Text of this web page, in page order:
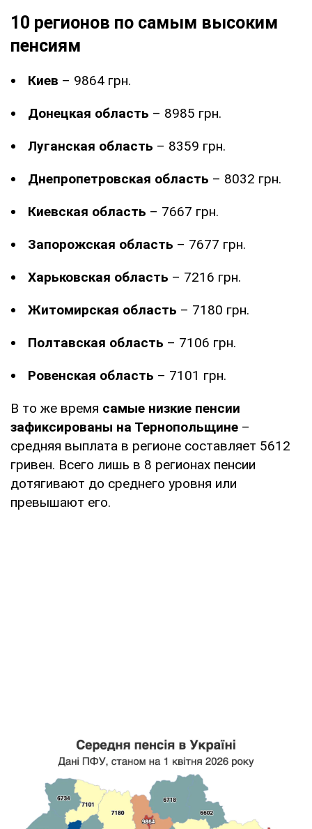
10 регионов по самым высоким
пенсиям
Киев – 9864 грн.
Донецкая область – 8985 грн.
Луганская область – 8359 грн.
Днепропетровская область – 8032 грн.
Киевская область – 7667 грн.
Запорожская область – 7677 грн.
Харьковская область – 7216 грн.
Житомирская область – 7180 грн.
Полтавская область – 7106 грн.
Ровенская область – 7101 грн.
В то же время самые низкие пенсии
зафиксированы на Тернопольщине –
средняя выплата в регионе составляет 5612
гривен. Всего лишь в 8 регионах пенсии
дотягивают до среднего уровня или
превышают его.